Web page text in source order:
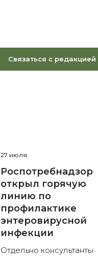
Связаться с редакцией
27 июля
Роспотребнадзор
открыл горячую
линию по
профилактике
энтеровирусной
инфекции
Отдельно консультанты